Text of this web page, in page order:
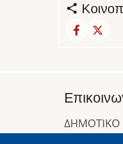
ΔΗΜΟΤΙΚΟ